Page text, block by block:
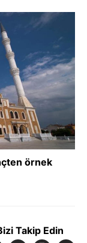
örnek
Takip Edin